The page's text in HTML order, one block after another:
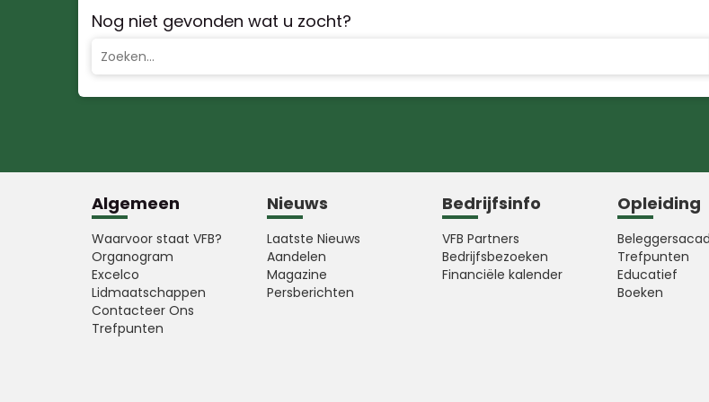
Nog niet gevonden wat u zocht?
Algemeen
Waarvoor staat VFB?
Organogram
Excelco
Lidmaatschappen
Contacteer Ons
Trefpunten
Nieuws
Laatste Nieuws
Aandelen
Magazine
Persberichten
Bedrijfsinfo
VFB Partners
Bedrijfsbezoeken
Financiële kalender
Opleiding
Trefpunten
Educatief
Boeken